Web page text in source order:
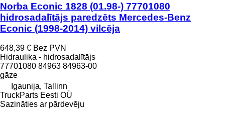
Norba Econic 1828 (01.98-) 77701080
hidrosadalītājs paredzēts Mercedes-Benz
Econic (1998-2014) vilcēja
648,39 € Bez PVN
Hidraulika - hidrosadalītājs
77701080 84963 84963-00
gāze
Igaunija, Tallinn
TruckParts Eesti OÜ
Sazināties ar pārdevēju